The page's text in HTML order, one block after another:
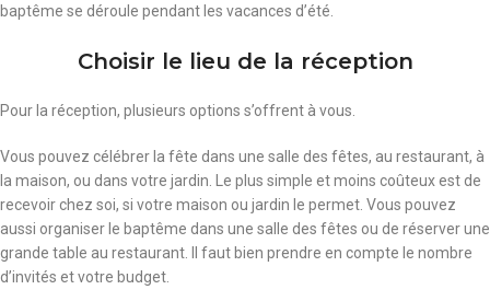
baptême se déroule pendant les vacances d’été.
Choisir le lieu de la réception
Pour la réception, plusieurs options s’offrent à vous.
Vous pouvez célébrer la fête dans une salle des fêtes, au restaurant, à
la maison, ou dans votre jardin. Le plus simple et moins coûteux est de
recevoir chez soi, si votre maison ou jardin le permet. Vous pouvez
aussi organiser le baptême dans une salle des fêtes ou de réserver une
grande table au restaurant. Il faut bien prendre en compte le nombre
d’invités et votre budget.